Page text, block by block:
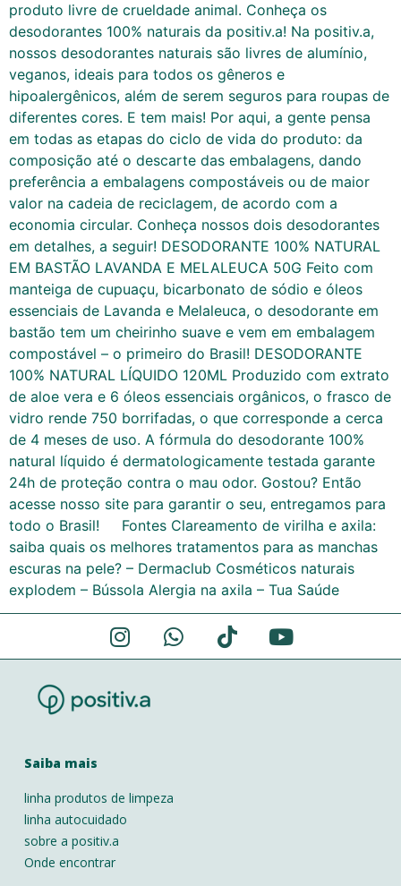
produto livre de crueldade animal. Conheça os
desodorantes 100% naturais da positiv.a! Na positiv.a,
nossos desodorantes naturais são livres de alumínio,
veganos, ideais para todos os gêneros e
hipoalergênicos, além de serem seguros para roupas de
diferentes cores. E tem mais! Por aqui, a gente pensa
em todas as etapas do ciclo de vida do produto: da
composição até o descarte das embalagens, dando
preferência a embalagens compostáveis ou de maior
valor na cadeia de reciclagem, de acordo com a
economia circular. Conheça nossos dois desodorantes
em detalhes, a seguir! DESODORANTE 100% NATURAL
EM BASTÃO LAVANDA E MELALEUCA 50G Feito com
manteiga de cupuaçu, bicarbonato de sódio e óleos
essenciais de Lavanda e Melaleuca, o desodorante em
bastão tem um cheirinho suave e vem em embalagem
compostável – o primeiro do Brasil! DESODORANTE
100% NATURAL LÍQUIDO 120ML Produzido com extrato
de aloe vera e 6 óleos essenciais orgânicos, o frasco de
vidro rende 750 borrifadas, o que corresponde a cerca
de 4 meses de uso. A fórmula do desodorante 100%
natural líquido é dermatologicamente testada garante
24h de proteção contra o mau odor. Gostou? Então
acesse nosso site para garantir o seu, entregamos para
todo o Brasil! Fontes Clareamento de virilha e axila:
saiba quais os melhores tratamentos para as manchas
escuras na pele? – Dermaclub Cosméticos naturais
explodem – Bússola Alergia na axila – Tua Saúde
Saiba mais
linha produtos de limpeza
linha autocuidado
sobre a positiv.a
Onde encontrar